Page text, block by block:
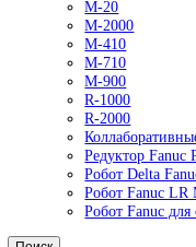
Роботы Epson
Роботы FANUC
M-10
M-20
M-2000
M-410